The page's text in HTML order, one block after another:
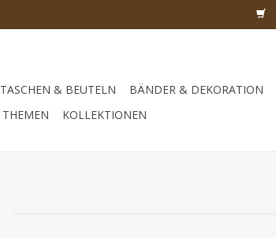
TASCHEN & BEUTELN BÄNDER & DEKORATION
THEMEN KOLLEKTIONEN